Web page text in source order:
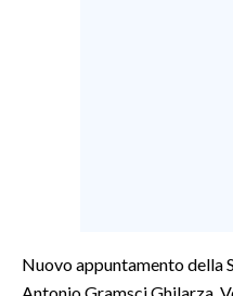
CULTURA
Nuovo appuntamento della